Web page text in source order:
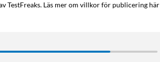
TestFreaks. Läs mer om villkor för publicering här